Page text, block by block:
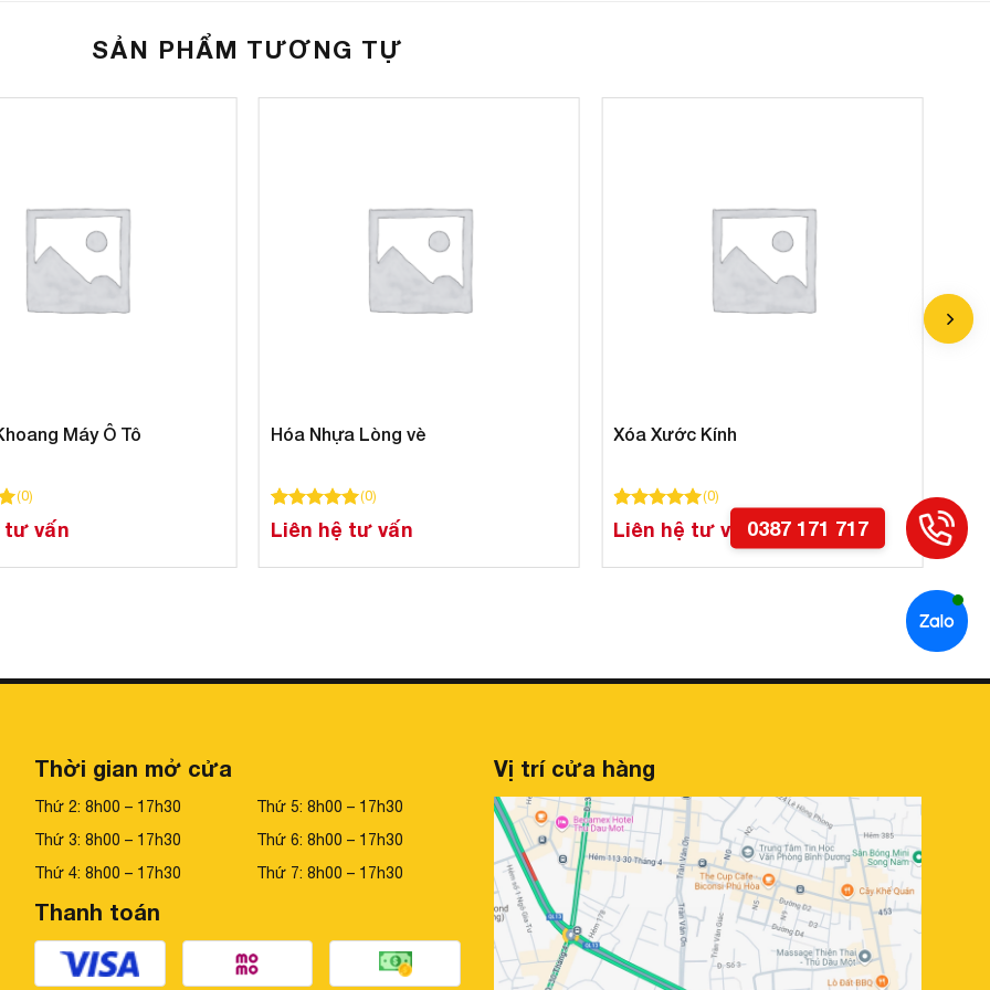
SẢN PHẨM TƯƠNG TỰ
Máy Ô Tô
dựa trên
(0)
tư vấn
Hóa Nhựa Lòng vè
100trên 5 dựa trên
100
(0)
Liên hệ tư vấn
Xóa Xước Kính
100trên 5 dựa trên
100 đánh giá
(0)
Liên hệ tư vấn
Thời gian mở cửa
Thứ 2: 8h00 – 17h30
Thứ 3: 8h00 – 17h30
Thứ 4: 8h00 – 17h30
Thứ 5: 8h00 – 17h30
Thứ 6: 8h00 – 17h30
Thứ 7: 8h00 – 17h30
Thanh toán
Vị trí cửa hàng